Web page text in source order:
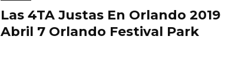
Las 4TA Justas En Orlando 2019
Abril 7 Orlando Festival Park